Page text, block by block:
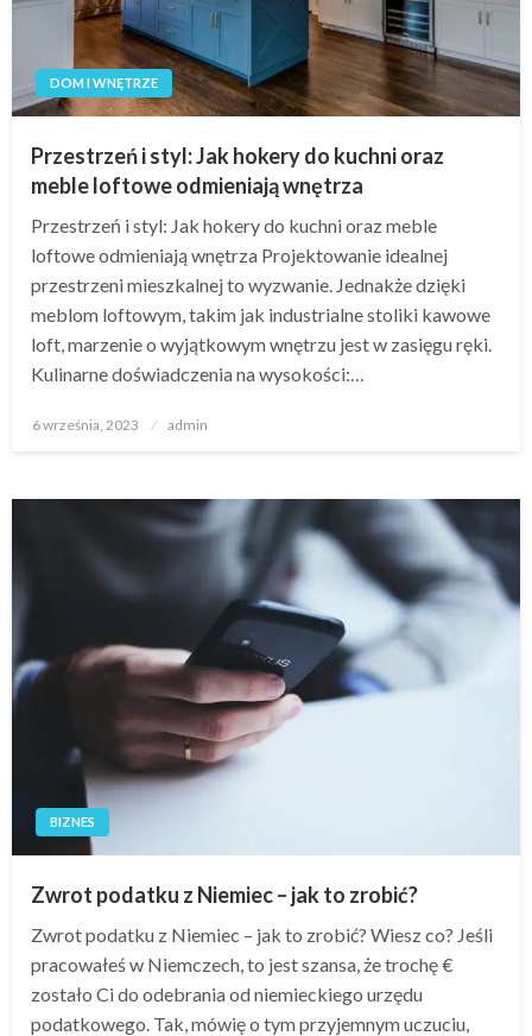
DOM I WNĘTRZE
Przestrzeń i styl: Jak hokery do kuchni oraz
meble loftowe odmieniają wnętrza
Przestrzeń i styl: Jak hokery do kuchni oraz meble
loftowe odmieniają wnętrza Projektowanie idealnej
przestrzeni mieszkalnej to wyzwanie. Jednakże dzięki
meblom loftowym, takim jak industrialne stoliki kawowe
loft, marzenie o wyjątkowym wnętrzu jest w zasięgu ręki.
Kulinarne doświadczenia na wysokości:…
Opublikowane
6 września, 2023 admin
BIZNES
Zwrot podatku z Niemiec – jak to zrobić?
Zwrot podatku z Niemiec – jak to zrobić? Wiesz co? Jeśli
pracowałeś w Niemczech, to jest szansa, że trochę €
zostało Ci do odebrania od niemieckiego urzędu
podatkowego. Tak, mówię o tym przyjemnym uczuciu,